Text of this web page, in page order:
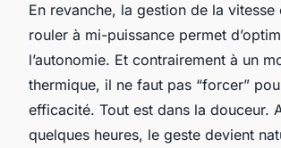
En revanche, la gestion de la vitesse
rouler à mi-puissance permet
l’autonomie. Et contrairement à un
thermique, il ne faut pas “forcer”
efficacité. Tout est dans la douceur.
quelques heures, le geste devient